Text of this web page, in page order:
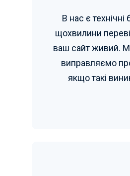
В нас є технічні
щохвилини
ваш сайт живий.
виправляємо
якщо такі